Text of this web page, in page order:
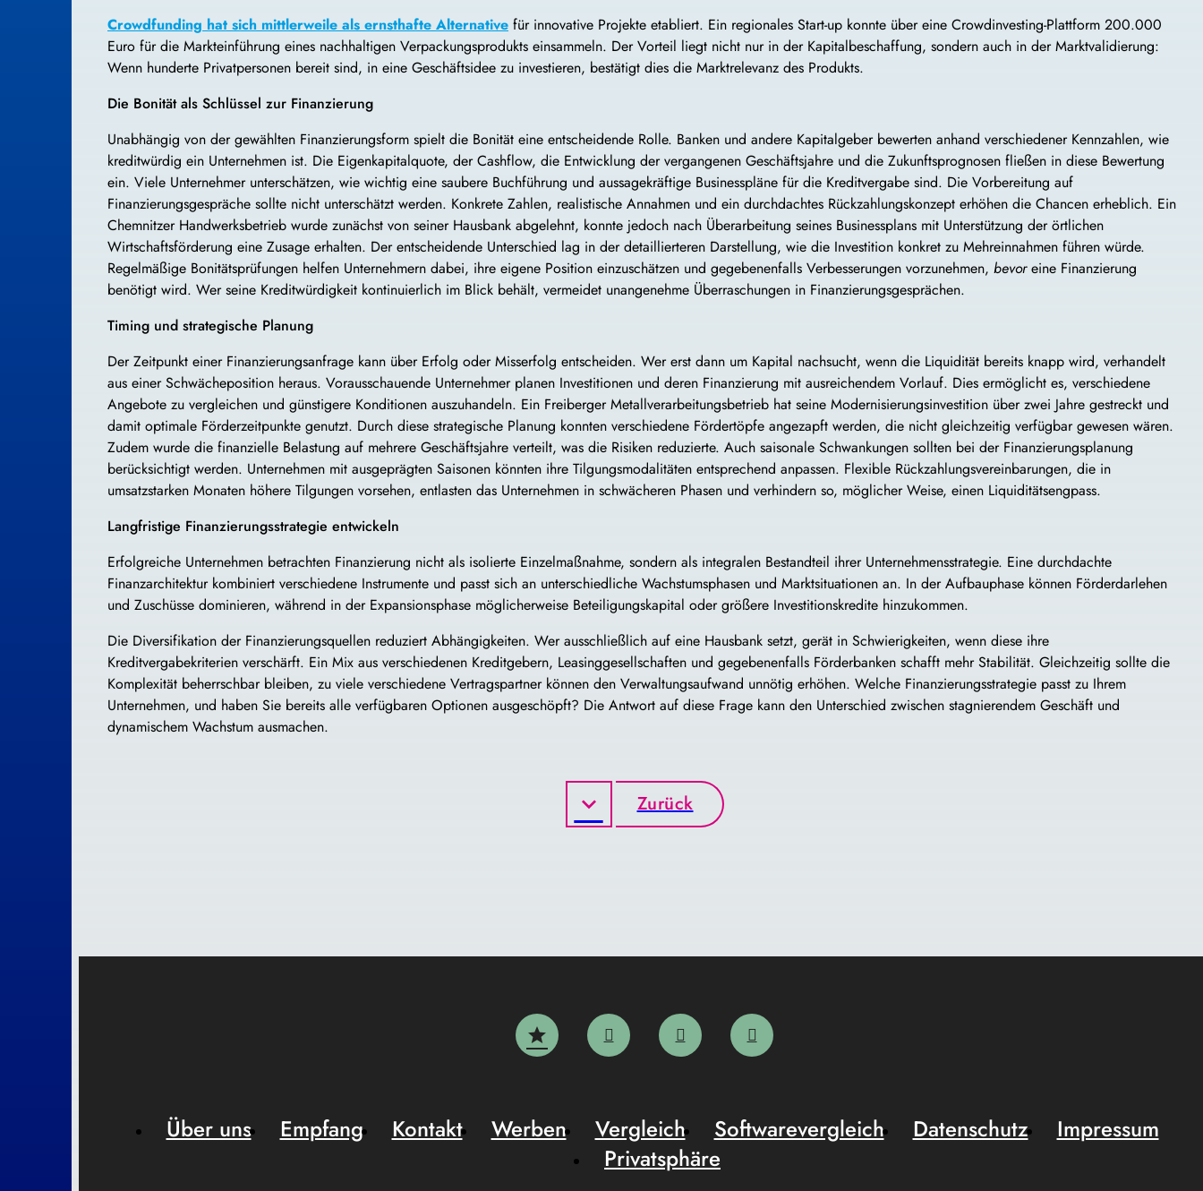
Crowdfunding hat sich mittlerweile als ernsthafte Alternative für innovative Projekte etabliert. Ein regionales Start-up konnte über eine Crowdinvesting-Plattform 200.000
Euro für die Markteinführung eines nachhaltigen Verpackungsprodukts einsammeln. Der Vorteil liegt nicht nur in der Kapitalbeschaffung, sondern auch in der Marktvalidierung:
Wenn hunderte Privatpersonen bereit sind, in eine Geschäftsidee zu investieren, bestätigt dies die Marktrelevanz des Produkts.
Die Bonität als Schlüssel zur Finanzierung
Unabhängig von der gewählten Finanzierungsform spielt die Bonität eine entscheidende Rolle. Banken und andere Kapitalgeber bewerten anhand verschiedener Kennzahlen, wie
kreditwürdig ein Unternehmen ist. Die Eigenkapitalquote, der Cashflow, die Entwicklung der vergangenen Geschäftsjahre und die Zukunftsprognosen fließen in diese Bewertung
ein. Viele Unternehmer unterschätzen, wie wichtig eine saubere Buchführung und aussagekräftige Businesspläne für die Kreditvergabe sind. Die Vorbereitung auf
Finanzierungsgespräche sollte nicht unterschätzt werden. Konkrete Zahlen, realistische Annahmen und ein durchdachtes Rückzahlungskonzept erhöhen die Chancen erheblich. Ein
Chemnitzer Handwerksbetrieb wurde zunächst von seiner Hausbank abgelehnt, konnte jedoch nach Überarbeitung seines Businessplans mit Unterstützung der örtlichen
Wirtschaftsförderung eine Zusage erhalten. Der entscheidende Unterschied lag in der detaillierteren Darstellung, wie die Investition konkret zu Mehreinnahmen führen würde.
Regelmäßige Bonitätsprüfungen helfen Unternehmern dabei, ihre eigene Position einzuschätzen und gegebenenfalls Verbesserungen vorzunehmen, bevoreine Finanzierung
benötigt wird. Wer seine Kreditwürdigkeit kontinuierlich im Blick behält, vermeidet unangenehme Überraschungen in Finanzierungsgesprächen.
Timing und strategische Planung
Der Zeitpunkt einer Finanzierungsanfrage kann über Erfolg oder Misserfolg entscheiden. Wer erst dann um Kapital nachsucht, wenn die Liquidität bereits knapp wird, verhandelt
aus einer Schwächeposition heraus. Vorausschauende Unternehmer planen Investitionen und deren Finanzierung mit ausreichendem Vorlauf. Dies ermöglicht es, verschiedene
Angebote zu vergleichen und günstigere Konditionen auszuhandeln. Ein Freiberger Metallverarbeitungsbetrieb hat seine Modernisierungsinvestition über zwei Jahre gestreckt und
damit optimale Förderzeitpunkte genutzt. Durch diese strategische Planung konnten verschiedene Fördertöpfe angezapft werden, die nicht gleichzeitig verfügbar gewesen wären.
Zudem wurde die finanzielle Belastung auf mehrere Geschäftsjahre verteilt, was die Risiken reduzierte. Auch saisonale Schwankungen sollten bei der Finanzierungsplanung
berücksichtigt werden. Unternehmen mit ausgeprägten Saisonen könnten ihre Tilgungsmodalitäten entsprechend anpassen. Flexible Rückzahlungsvereinbarungen, die in
umsatzstarken Monaten höhere Tilgungen vorsehen, entlasten das Unternehmen in schwächeren Phasen und verhindern so, möglicher Weise, einen Liquiditätsengpass.
Langfristige Finanzierungsstrategie entwickeln
Erfolgreiche Unternehmen betrachten Finanzierung nicht als isolierte Einzelmaßnahme, sondern als integralen Bestandteil ihrer Unternehmensstrategie. Eine durchdachte
Finanzarchitektur kombiniert verschiedene Instrumente und passt sich an unterschiedliche Wachstumsphasen und Marktsituationen an. In der Aufbauphase können Förderdarlehen
und Zuschüsse dominieren, während in der Expansionsphase möglicherweise Beteiligungskapital oder größere Investitionskredite hinzukommen.
Die Diversifikation der Finanzierungsquellen reduziert Abhängigkeiten. Wer ausschließlich auf eine Hausbank setzt, gerät in Schwierigkeiten, wenn diese ihre
Kreditvergabekriterien verschärft. Ein Mix aus verschiedenen Kreditgebern, Leasinggesellschaften und gegebenenfalls Förderbanken schafft mehr Stabilität. Gleichzeitig sollte die
Komplexität beherrschbar bleiben, zu viele verschiedene Vertragspartner können den Verwaltungsaufwand unnötig erhöhen. Welche Finanzierungsstrategie passt zu Ihrem
Unternehmen, und haben Sie bereits alle verfügbaren Optionen ausgeschöpft? Die Antwort auf diese Frage kann den Unterschied zwischen stagnierendem Geschäft und
dynamischem Wachstum ausmachen.
Zurück
Über uns Empfang Kontakt Werben Vergleich Softwarevergleich Datenschutz
Impressum
Privatsphäre